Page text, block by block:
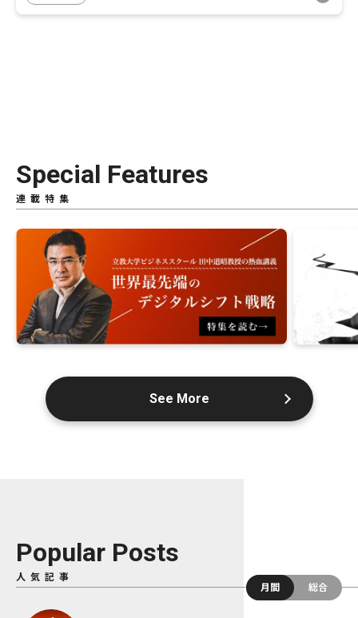
Special Features
連載特集
See More
Popular Posts
人気記事
月間
総合